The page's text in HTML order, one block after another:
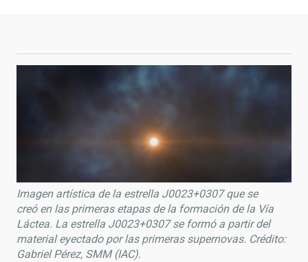
Imagen artística de la estrella J0023+0307 que se
creó en las primeras etapas de la formación de la Vía
Láctea. La estrella J0023+0307 se formó a partir del
material eyectado por las primeras supernovas. Crédito:
Gabriel Pérez, SMM (IAC).